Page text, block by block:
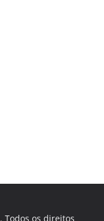
. Todos os direitos